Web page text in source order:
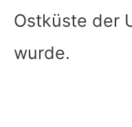
Ostküste der
wurde.